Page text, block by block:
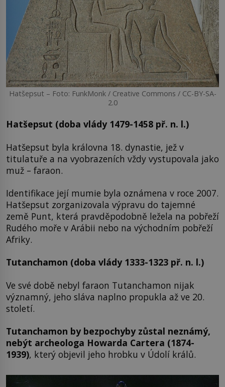
Hatšepsut – Foto: FunkMonk / Creative Commons / CC-BY-SA-
2.0
Hatšepsut (doba vlády 1479-1458 př. n. l.)
Hatšepsut byla královna 18. dynastie, jež v
titulatuře a na vyobrazeních vždy vystupovala jako
muž – faraon.
Identifikace její mumie byla oznámena v roce 2007.
Hatšepsut zorganizovala výpravu do tajemné
země Punt, která pravděpodobně ležela na pobřeží
Rudého moře v Arábii nebo na východním pobřeží
Afriky.
Tutanchamon (doba vlády 1333-1323 př. n. l.)
Ve své době nebyl faraon Tutanchamon nijak
významný, jeho sláva naplno propukla až ve 20.
století.
Tutanchamon by bezpochyby zůstal neznámý,
nebýt archeologa Howarda Cartera (1874-
1939), který objevil jeho hrobku v Údolí králů.